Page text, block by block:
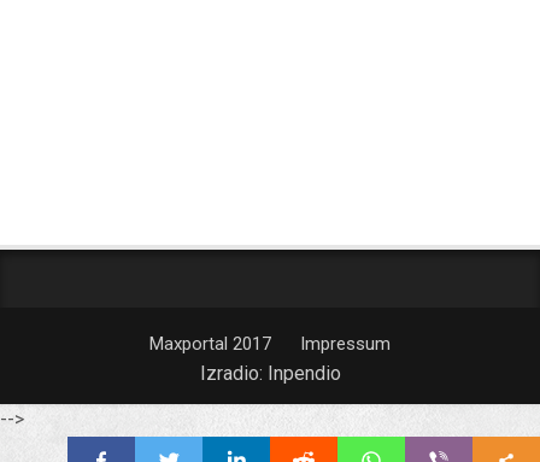
Maxportal 2017 Impressum
Izradio: Inpendio
-->